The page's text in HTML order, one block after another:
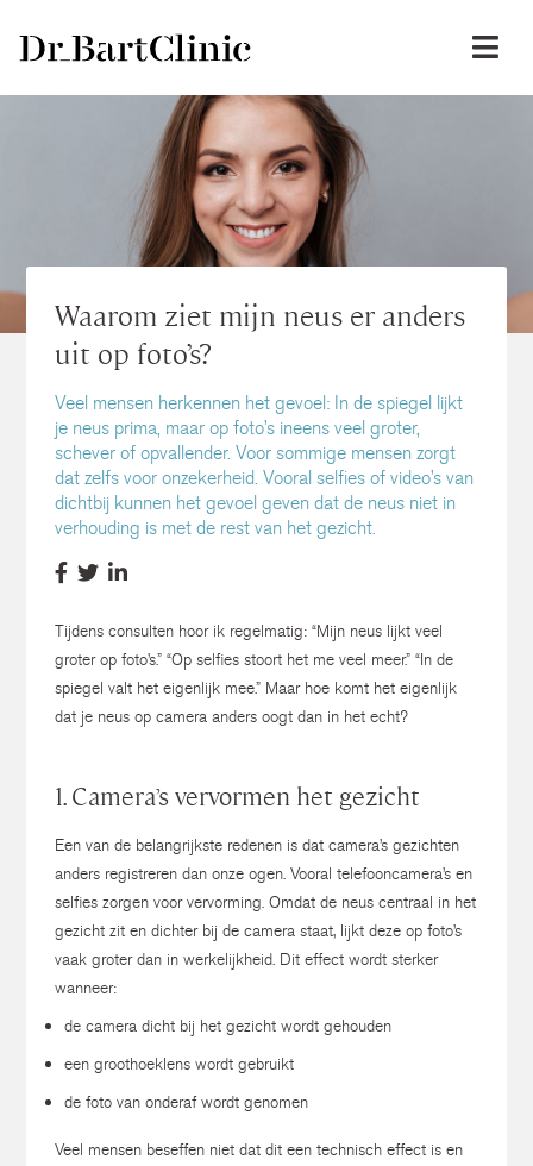
Waarom ziet mijn neus er anders
uit op foto’s?
Veel mensen herkennen het gevoel: In de spiegel lijkt
je neus prima, maar op foto’s ineens veel groter,
schever of opvallender. Voor sommige mensen zorgt
dat zelfs voor onzekerheid. Vooral selfies of video’s van
dichtbij kunnen het gevoel geven dat de neus niet in
verhouding is met de rest van het gezicht.
Tijdens consulten hoor ik regelmatig:“Mijn neus lijkt veel
groter op foto’s.”“Op selfies stoort het me veel meer.”“In de
spiegel valt het eigenlijk mee.” Maar hoe komt het eigenlijk
dat je neus op camera anders oogt dan in het echt?
1. Camera’s vervormen het gezicht
Een van de belangrijkste redenen is dat camera’s gezichten
anders registreren dan onze ogen.Vooral telefooncamera’s en
selfies zorgen voor vervorming.Omdat de neus centraal in het
gezicht zit en dichter bij de camera staat, lijkt deze op foto’s
vaak groter dan in werkelijkheid. Dit effect wordt sterker
wanneer:
de camera dicht bij het gezicht wordt gehouden
een groothoeklens wordt gebruikt
de foto van onderaf wordt genomen
Veel mensen beseffen niet dat dit een technisch effect is en